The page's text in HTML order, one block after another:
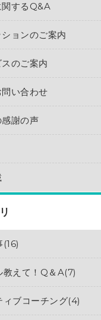
関するQ&A
ョンのご案内
のご案内
い合わせ
謝の声
教えて！Q＆A(7)
ィブコーチング(4)